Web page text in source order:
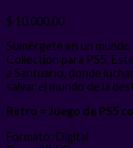
$ 10.000,00
Sumérgete en un
Collection para PS5.
a Santuario, donde
salvar el mundo de la
Retro = Juego de PS5
Formato: Digital